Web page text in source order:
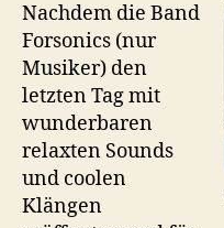
Nachdem die Band
Forsonics (nur
Musiker) den
letzten Tag mit
wunderbaren
relaxten Sounds
und coolen
Klängen